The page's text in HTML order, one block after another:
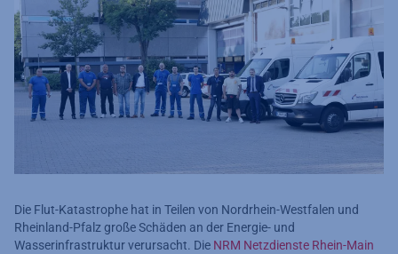
Die Flut-Katastrophe hat in Teilen von Nordrhein-Westfalen und
Rheinland-Pfalz große Schäden an der Energie- und
Wasserinfrastruktur verursacht. Die NRM Netzdienste Rhein-Main